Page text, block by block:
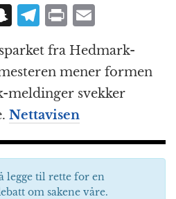
S
n
a
p
c
h
at
T
el
e
g
r
a
m
P
n
t
ai
l
fra Hedmark-
mener formen
meldinger svekker
Nettavisen
legge til rette for en
om sakene våre.